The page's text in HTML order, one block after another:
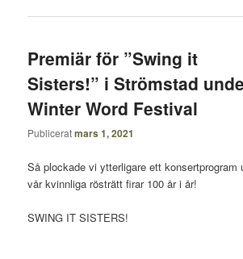
Premiär för ”Swing it
Sisters!” i Strömstad
Winter Word Festival
Publiceratmars 1, 2021
Så plockade vi ytterligare ett konsertprogram
vår kvinnliga rösträtt firar 100 år i år!
SWING IT SISTERS!